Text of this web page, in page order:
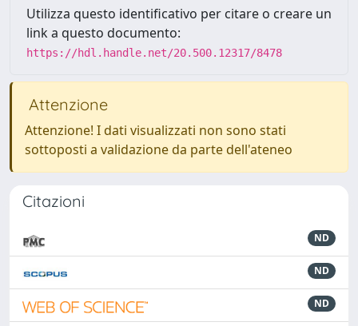
Utilizza questo identificativo per citare o creare un
link a questo documento:
https://hdl.handle.net/20.500.12317/8478
Attenzione
Attenzione! I dati visualizzati non sono stati
sottoposti a validazione da parte dell'ateneo
Citazioni
ND
ND
ND